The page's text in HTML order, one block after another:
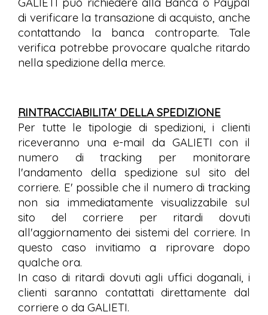
di verificare la transazione di acquisto, anche
contattando la banca controparte. Tale
verifica potrebbe provocare qualche ritardo
nella spedizione della merce.
RINTRACCIABILITA' DELLA SPEDIZIONE
Per tutte le tipologie di spedizioni, i clienti
riceveranno una e-mail da GALIETI con il
numero di tracking per monitorare
l'andamento della spedizione sul sito del
corriere. E' possible che il numero di tracking
non sia immediatamente visualizzabile sul
sito del corriere per ritardi dovuti
all'aggiornamento dei sistemi del corriere. In
questo caso invitiamo a riprovare dopo
qualche ora.
In caso di ritardi dovuti agli uffici doganali, i
clienti saranno contattati direttamente dal
corriere o da GALIETI.